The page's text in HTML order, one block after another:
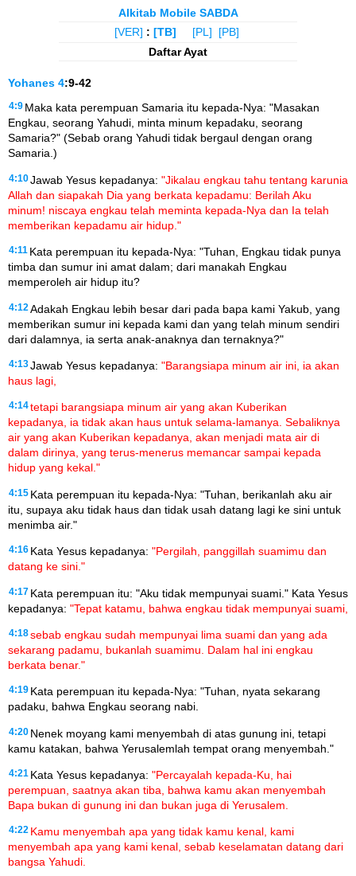
Alkitab Mobile SABDA
[VER] : [TB] [PL]
[PB]
Daftar Ayat
Yohanes 4:9-42
4:9 Maka kata perempuan Samaria itu kepada-Nya: "Masakan
Engkau, seorang Yahudi, minta minum kepadaku, seorang
Samaria?" (Sebab orang Yahudi tidak bergaul dengan orang
Samaria.)
4:10Jawab Yesus kepadanya: "Jikalau engkau tahu tentang karunia
Allah dan siapakah Dia yang berkata kepadamu: Berilah Aku
minum! niscaya engkau telah meminta kepada-Nya dan Ia telah
memberikan kepadamu air hidup."
4:11 Kata perempuan itu kepada-Nya: "Tuhan, Engkau tidak punya
timba dan sumur ini amat dalam; dari manakah Engkau
memperoleh air hidup itu?
4:12 Adakah Engkau lebih besar dari pada bapa kami Yakub, yang
memberikan sumur ini kepada kami dan yang telah minum sendiri
dari dalamnya, ia serta anak-anaknya dan ternaknya?"
4:13Jawab Yesus kepadanya: "Barangsiapa minum air ini, ia akan
haus lagi,
4:14tetapi barangsiapa minum air yang akan Kuberikan
kepadanya, ia tidak akan haus untuk selama-lamanya. Sebaliknya
air yang akan Kuberikan kepadanya, akan menjadi mata air di
dalam dirinya, yang terus-menerus memancar sampai kepada
hidup yang kekal."
4:15 Kata perempuan itu kepada-Nya: "Tuhan, berikanlah aku air
itu, supaya aku tidak haus dan tidak usah datang lagi ke sini untuk
menimba air."
4:16 Kata Yesus kepadanya: "Pergilah, panggillah suamimu dan
datang ke sini."
4:17 Kata perempuan itu: "Aku tidak mempunyai suami." Kata Yesus
kepadanya: "Tepat katamu, bahwa engkau tidak mempunyai suami,
4:18sebab engkau sudah mempunyai lima suami dan yang ada
sekarang padamu, bukanlah suamimu. Dalam hal ini engkau
berkata benar."
4:19 Kata perempuan itu kepada-Nya: "Tuhan, nyata sekarang
padaku, bahwa Engkau seorang nabi.
4:20 Nenek moyang kami menyembah di atas gunung ini, tetapi
kamu katakan, bahwa Yerusalemlah tempat orang menyembah."
4:21 Kata Yesus kepadanya: "Percayalah kepada-Ku, hai
perempuan, saatnya akan tiba, bahwa kamu akan menyembah
Bapa bukan di gunung ini dan bukan juga di Yerusalem.
4:22 Kamu menyembah apa yang tidak kamu kenal, kami
menyembah apa yang kami kenal, sebab keselamatan datang dari
bangsa Yahudi.